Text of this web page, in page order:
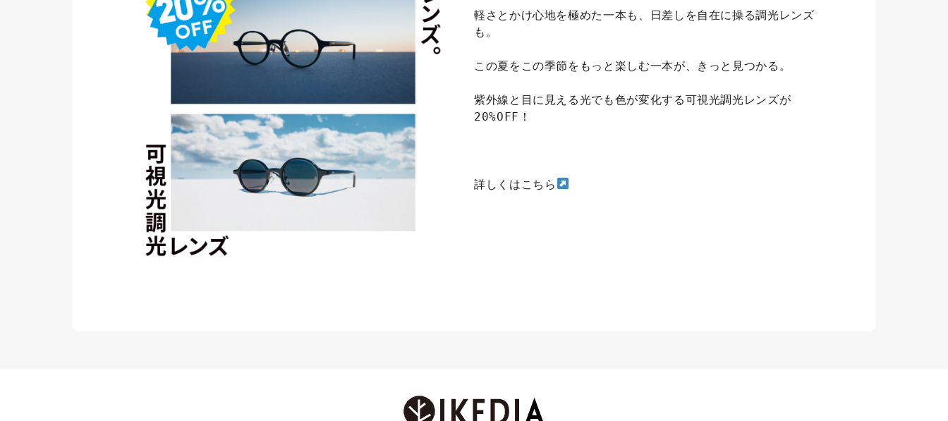
軽さとかけ心地を極めた一本も、日差しを自在に操る調光レンズ
も。
この夏をこの季節をもっと楽しむ一本が、きっと見つかる。
紫外線と目に見える光でも色が変化する可視光調光レンズが
20%OFF！
詳しくはこちら